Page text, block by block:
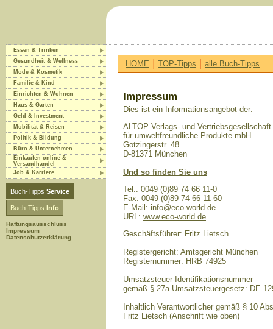
Essen & Trinken
Gesundheit & Wellness
Mode & Kosmetik
Familie & Kind
Einrichten & Wohnen
Haus & Garten
Geld & Investment
Mobilität & Reisen
Politik & Bildung
Büro & Unternehmen
Einkaufen online &
Versandhandel
Job & Karriere
Buch-Tipps Service
Buch-Tipps Info
Haftungsausschluss
Impressum
Datenschutzerklärung
HOME | TOP-Tipps | alle Buch-Tipps
Impressum
Dies ist ein Informationsangebot der:
ALTOP Verlags- und Vertriebsgesellschaft
für umweltfreundliche Produkte mbH
Gotzingerstr. 48
D-81371 München
Und so finden Sie uns
Tel.: 0049 (0)89 74 66 11-0
Fax: 0049 (0)89 74 66 11-60
E-Mail: info@eco-world.de
URL: www.eco-world.de
Geschäftsführer: Fritz Lietsch
Registergericht: Amtsgericht München
Registernummer: HRB 74925
Umsatzsteuer-Identifikationsnummer
gemäß § 27a Umsatzsteuergesetz: DE
Inhaltlich Verantwortlicher gemäß § 10
Fritz Lietsch (Anschrift wie oben)